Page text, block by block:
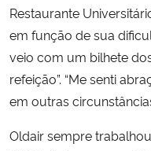
Restaurante
em função de sua
veio com um bilhete
refeição”. “Me senti
em outras
Oldair sempre